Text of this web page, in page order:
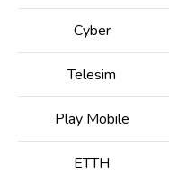
Cyber
Telesim
Play Mobile
ETTH